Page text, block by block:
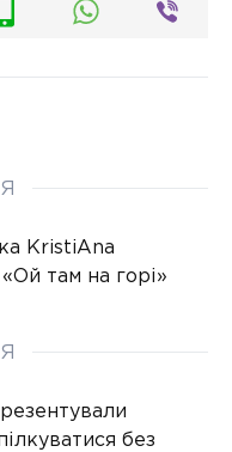
KristiAna
там на горі»
без